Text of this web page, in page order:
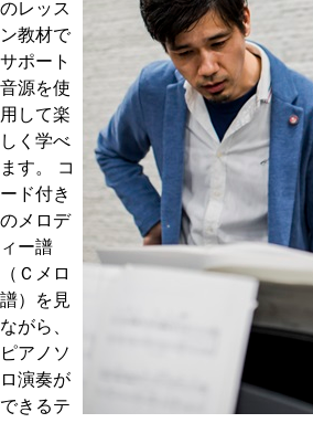
のレッス
ン教材で
サポート
音源を使
用して楽
しく学べ
ます。 コ
ード付き
のメロデ
ィー譜
（Ｃメロ
譜）を見
ながら、
ピアノソ
ロ演奏が
できるテ